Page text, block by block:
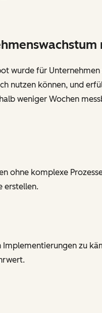
wurde für
nutzen können, und
weniger Wochen
ohne komplexe
erstellen.
zu